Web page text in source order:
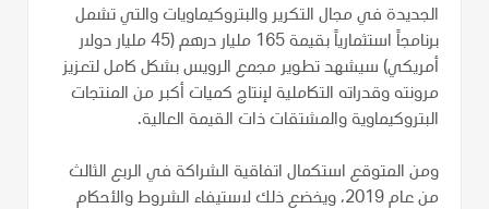
الجديدة في مجال التكرير والبتروكيماويات والتي تشمل
برنامجاً استثمارياً بقيمة 165 مليار درهم (45 مليار دولار
أمريكي) سيشهد تطوير مجمع الرويس بشكل كامل لتعزيز
مرونته وقدراته التكاملية لإنتاج كميات أكبر من المنتجات
البتروكيماوية والمشتقات ذات القيمة العالية.
ومن المتوقع استكمال اتفاقية الشراكة في الربع الثالث
من عام 2019، ويخضع ذلك لاستيفاء الشروط والأحكام